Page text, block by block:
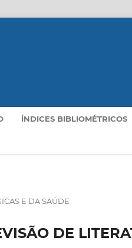
ÍNDICES BIBLIOMÉTRICOS
E DA SAÚDE
DE